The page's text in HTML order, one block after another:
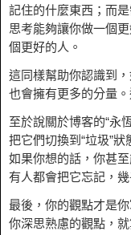
記住的什麼東西；而
思考能夠讓你做一個
個更好的人。
這同樣幫助你認識到
也會擁有更多的分量
至於說關於博客的“永
把它們切換到“垃圾”
如果你想的話，你甚
有人都會把它忘記，
最後，你的觀點才是
你深思熟慮的觀點，